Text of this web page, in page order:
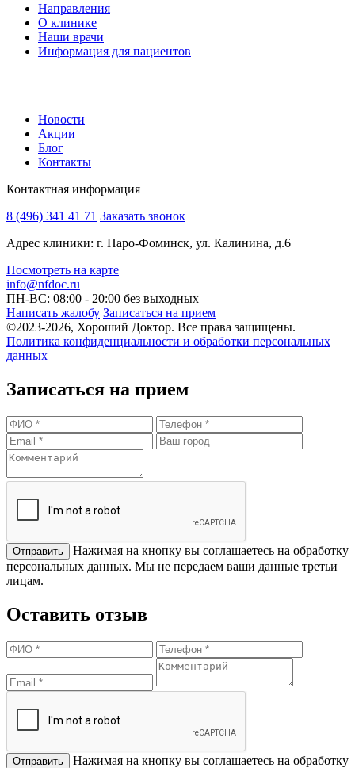
Направления
О клинике
Наши врачи
Информация для пациентов
Новости
Акции
Блог
Контакты
Контактная информация
8 (496) 341 41 71 Заказать звонок
Адрес клиники: г. Наро-Фоминск, ул. Калинина, д.6
Посмотреть на карте
info@nfdoc.ru
ПН-ВС: 08:00 - 20:00 без выходных
Написать жалобу Записаться на прием
©2023-2026, Хороший Доктор. Все права защищены.
Политика конфиденциальности и обработки персональных
данных
Записаться на прием
Нажимая на кнопку вы соглашаетесь на обработку
персональных данных. Мы не передаем ваши данные третьи
лицам.
Оставить отзыв
Нажимая на кнопку вы соглашаетесь на обработку